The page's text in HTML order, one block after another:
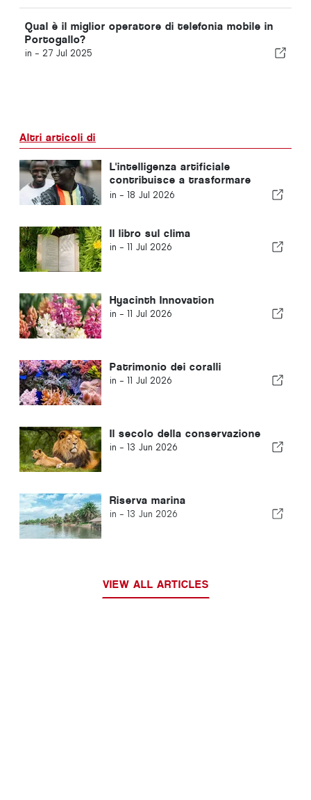
Qual è il miglior operatore di telefonia mobile in
Portogallo?
in - 27 Jul 2025
Altri articoli di
L'intelligenza artificiale
contribuisce a trasformare
l'industria musicale della Sierra
in - 18 Jul 2026
Il libro sul clima
in - 11 Jul 2026
Hyacinth Innovation
in - 11 Jul 2026
Patrimonio dei coralli
in - 11 Jul 2026
Il secolo della conservazione
in - 13 Jun 2026
Riserva marina
in - 13 Jun 2026
VIEW ALL ARTICLES